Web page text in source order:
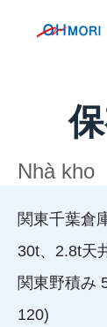
Nhà kho
関東千葉倉
30t、2.8t天
関東野積み
120)